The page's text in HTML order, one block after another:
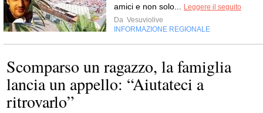
amici e non solo...
Leggere il seguito
Da Vesuviolive
INFORMAZIONE REGIONALE
Scomparso un ragazzo, la famiglia
lancia un appello: “Aiutateci a
ritrovarlo”